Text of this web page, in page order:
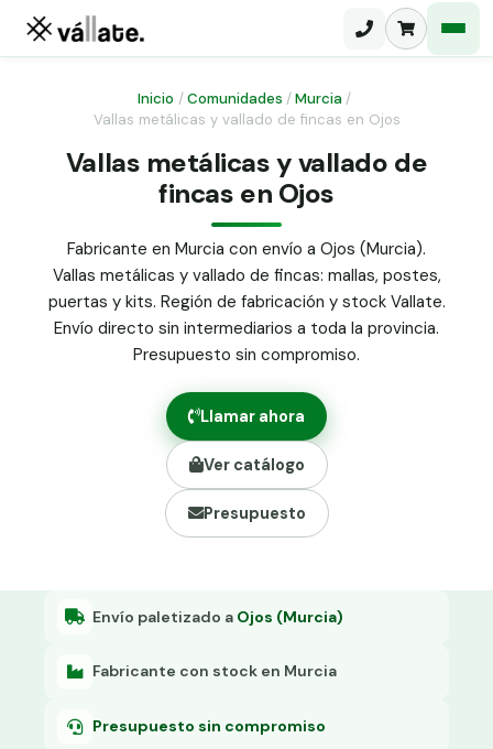
Malla ganadera
Malla simple torsión
Malla triple torsión
Panel malla H.
Puerta abatible dos hojas
Puerta acceso peatonal
Poste malla Hércules
Poste malla simple torsión
Alambre de espino galvanizado
Alambre liso galvanizado
Malla ocultación 70 g/m² verde
Abrazadera PVC malla H.
Grapa malla H.
Inicio /Comunidades /Murcia /
Vallas metálicas y vallado de fincas en Ojos
Vallas metálicas y vallado de
fincas en Ojos
Fabricante en Murcia con envío a Ojos (Murcia).
Vallas metálicas y vallado de fincas: mallas, postes,
puertas y kits. Región de fabricación y stock Vallate.
Envío directo sin intermediarios a toda la provincia.
Presupuesto sin compromiso.
Llamar ahora
Ver catálogo
Presupuesto
Envío paletizado a Ojos (Murcia)
Fabricante con stock en Murcia
Presupuesto sin compromiso